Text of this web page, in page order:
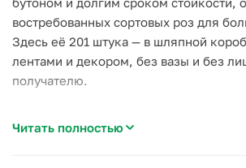
востребованных сортовых роз для
Здесь её 201 штука — в шляпной
лентами и декором, без вазы и без
получателю.
флористической губке, стебли
Читать полностью